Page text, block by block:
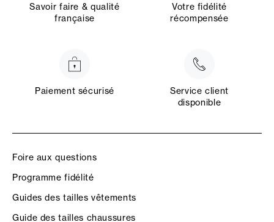
Savoir faire & qualité
française
Votre fidélité
récompensée
Paiement sécurisé
Service client
disponible
Foire aux questions
Programme fidélité
Guides des tailles vêtements
Guide des tailles chaussures